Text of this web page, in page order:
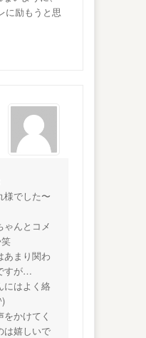
に励もうと思
様でした〜
ゃんとコメ
あまり関わ
すが…
にはよく絡
かけてく
は嬉しいで